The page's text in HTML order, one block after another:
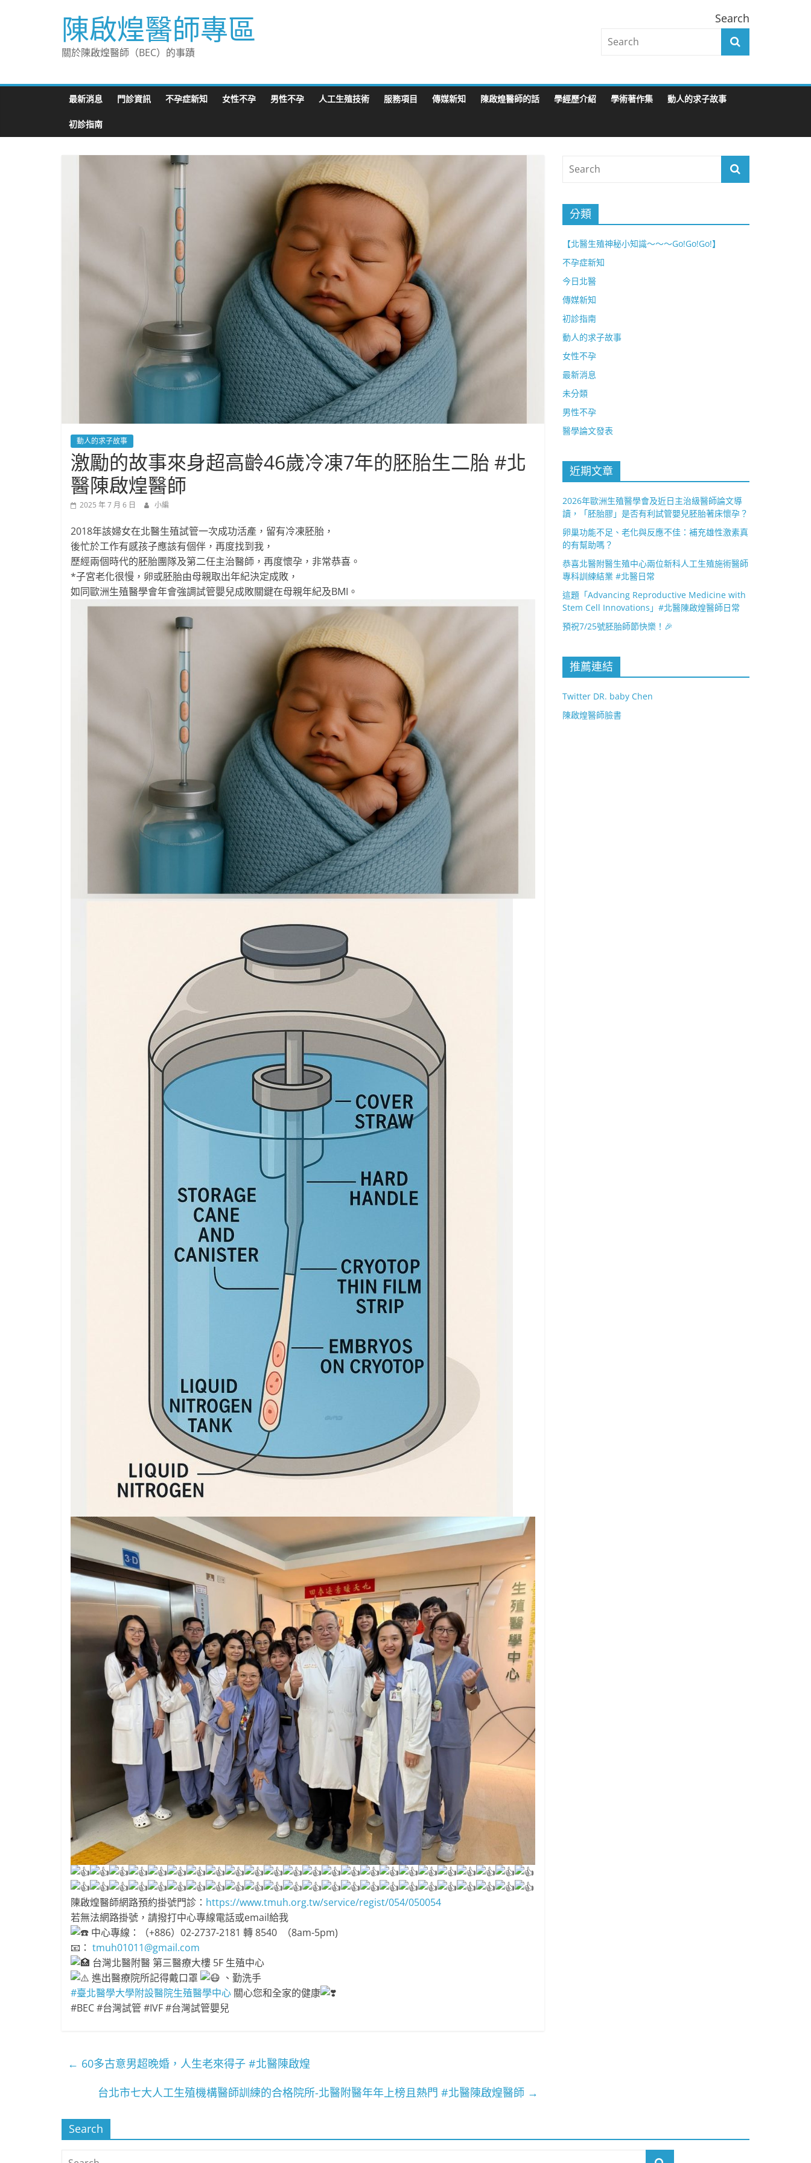
陳啟煌醫師專區
關於陳啟煌醫師（BEC）的事蹟
Search
最新消息 門診資訊 不孕症新知 女性不孕 男性不孕 人工生殖技術 服務項目 傳媒新知 陳啟煌醫師的話 學經歷介紹 學術著作集 動人的求子故事
初診指南
動人的求子故事
激勵的故事來身超高齡46歲冷凍7年的胚胎生二胎 #北
醫陳啟煌醫師
2025 年 7 月 6 日 小編
2018年該婦女在北醫生殖試管一次成功活產，留有冷凍胚胎，
後忙於工作有感孩子應該有個伴，再度找到我，
歷經兩個時代的胚胎團隊及第二任主治醫師，再度懷孕，非常恭喜。
*子宮老化很慢，卵或胚胎由母親取出年紀決定成敗，
如同歐洲生殖醫學會年會強調試管嬰兒成敗關鍵在母親年紀及BMI。
陳啟煌醫師網路預約掛號門診： https://www.tmuh.org.tw/service/regist/054/050054
若無法網路掛號，請撥打中心專線電話或email給我
中心專線：（+886）02-2737-2181 轉 8540 （8am-5pm)
📧： tmuh01011@gmail.com
台灣北醫附醫 第三醫療大樓 5F 生殖中心
進出醫療院所記得戴口罩
、勤洗手
#臺北醫學大學附設醫院生殖醫學中心 關心您和全家的健康
#BEC #台灣試管 #IVF #台灣試管嬰兒
← 60多古意男超晚婚，人生老來得子 #北醫陳啟煌
台北市七大人工生殖機構醫師訓練的合格院所-北醫附醫年年上榜且熱門 #北醫陳啟煌醫師 →
分類
【北醫生殖神秘小知識～～～Go!Go!Go!】
不孕症新知
今日北醫
傳媒新知
初診指南
動人的求子故事
女性不孕
最新消息
未分類
男性不孕
醫學論文發表
近期文章
2026年歐洲生殖醫學會及近日主治級醫師論文導
讀，「胚胎膠」是否有利試管嬰兒胚胎著床懷孕？
卵巢功能不足、老化與反應不佳：補充雄性激素真
的有幫助嗎？
恭喜北醫附醫生殖中心兩位新科人工生殖施術醫師
專科訓練結業 #北醫日常
這題「Advancing Reproductive Medicine with
Stem Cell Innovations」#北醫陳啟煌醫師日常
預祝7/25號胚胎師節快樂！🎉
推薦連結
Twitter DR. baby Chen
陳啟煌醫師臉書
Search